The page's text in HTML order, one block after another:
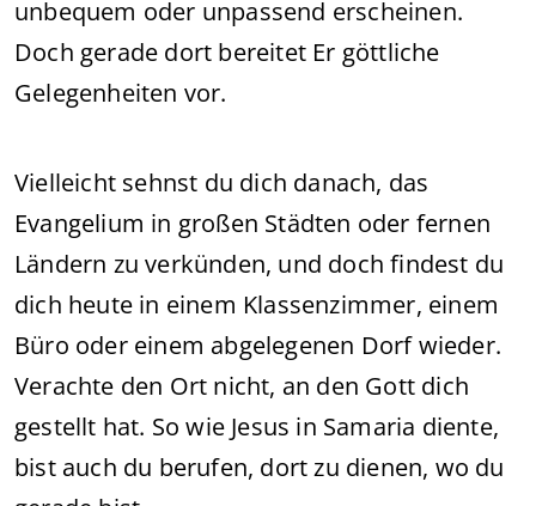
unbequem oder unpassend erscheinen.
Doch gerade dort bereitet Er göttliche
Gelegenheiten vor.
Vielleicht sehnst du dich danach, das
Evangelium in großen Städten oder fernen
Ländern zu verkünden, und doch findest du
dich heute in einem Klassenzimmer, einem
Büro oder einem abgelegenen Dorf wieder.
Verachte den Ort nicht, an den Gott dich
gestellt hat. So wie Jesus in Samaria diente,
bist auch du berufen, dort zu dienen, wo du